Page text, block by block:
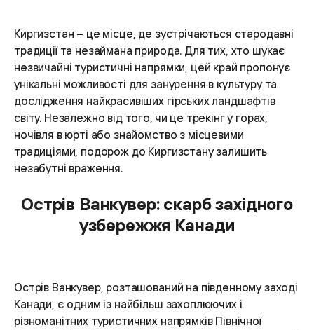
Киргизстан – це місце, де зустрічаються стародавні
традиції та незаймана природа. Для тих, хто шукає
незвичайні туристичні напрямки, цей край пропонує
унікальні можливості для занурення в культуру та
дослідження найкрасивіших гірських ландшафтів
світу. Незалежно від того, чи це трекінг у горах,
ночівля в юрті або знайомство з місцевими
традиціями, подорож до Киргизстану залишить
незабутні враження.
Острів Ванкувер: скарб західного
узбережжя Канади
Острів Ванкувер, розташований на південному заході
Канади, є одним із найбільш захоплюючих і
різноманітних туристичних напрямків Північної